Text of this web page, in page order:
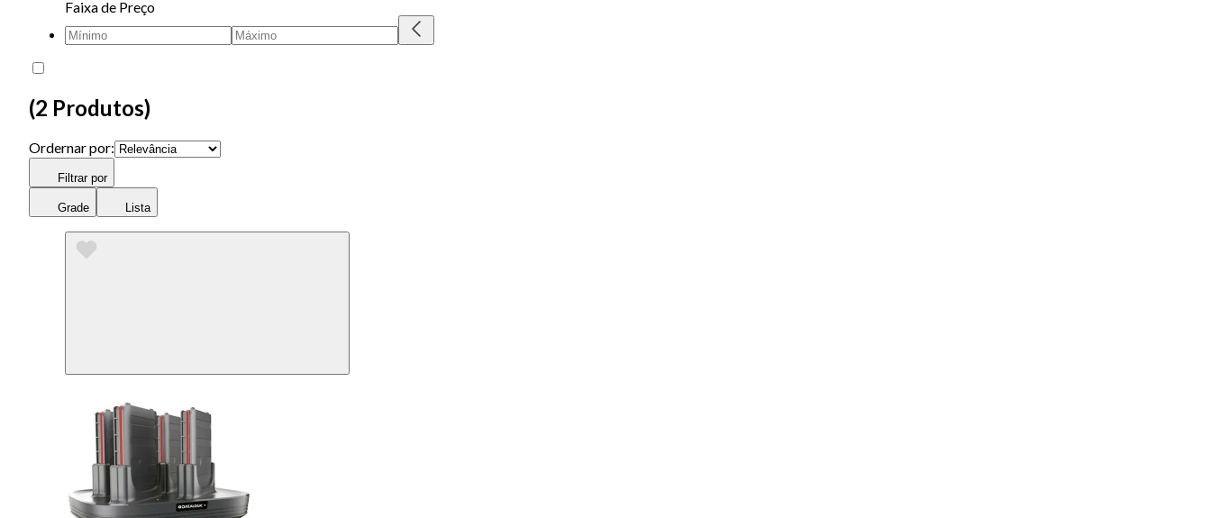
Faixa de Preço
(2 Produtos)
Ordernar por:
Filtrar por
Grade Lista